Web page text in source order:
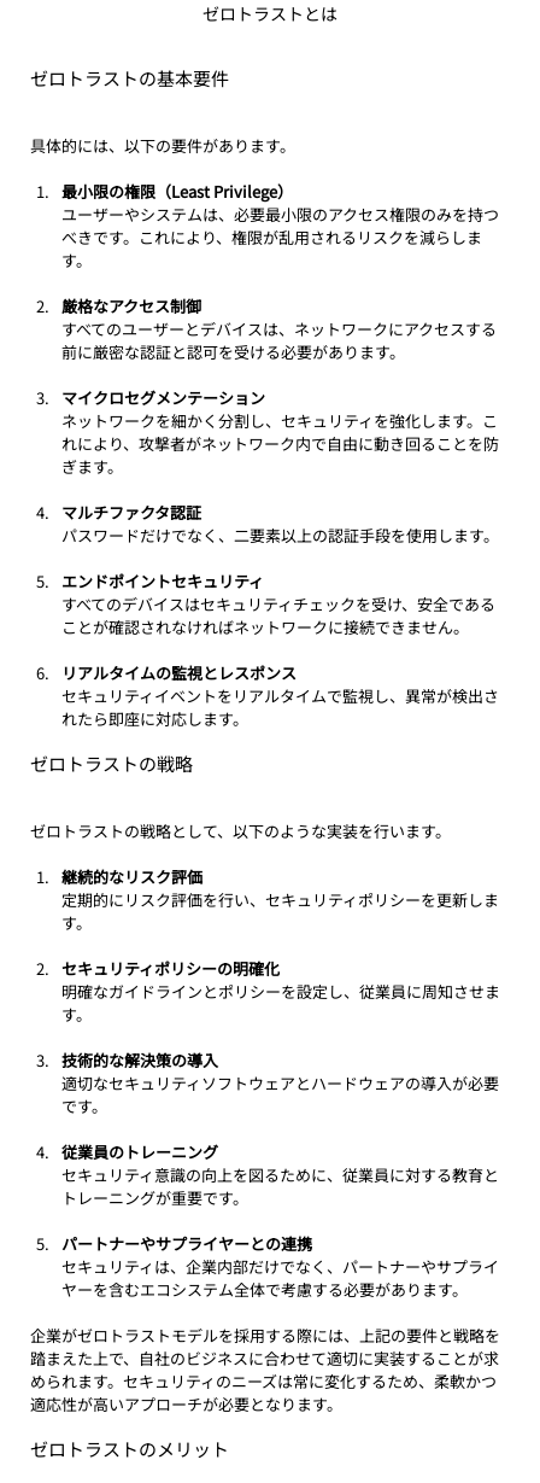
ゼロトラストとは
ゼロトラストの基本要件
具体的には、以下の要件があります。
最小限の権限（Least Privilege）
ユーザーやシステムは、必要最小限のアクセス権限のみを持つ
べきです。これにより、権限が乱用されるリスクを減らしま
す。
厳格なアクセス制御
すべてのユーザーとデバイスは、ネットワークにアクセスする
前に厳密な認証と認可を受ける必要があります。
マイクロセグメンテーション
ネットワークを細かく分割し、セキュリティを強化します。こ
れにより、攻撃者がネットワーク内で自由に動き回ることを防
ぎます。
マルチファクタ認証
パスワードだけでなく、二要素以上の認証手段を使用します。
エンドポイントセキュリティ
すべてのデバイスはセキュリティチェックを受け、安全である
ことが確認されなければネットワークに接続できません。
リアルタイムの監視とレスポンス
セキュリティイベントをリアルタイムで監視し、異常が検出さ
れたら即座に対応します。
ゼロトラストの戦略
ゼロトラストの戦略として、以下のような実装を行います。
継続的なリスク評価
定期的にリスク評価を行い、セキュリティポリシーを更新しま
す。
セキュリティポリシーの明確化
明確なガイドラインとポリシーを設定し、従業員に周知させま
す。
技術的な解決策の導入
適切なセキュリティソフトウェアとハードウェアの導入が必要
です。
従業員のトレーニング
セキュリティ意識の向上を図るために、従業員に対する教育と
トレーニングが重要です。
パートナーやサプライヤーとの連携
セキュリティは、企業内部だけでなく、パートナーやサプライ
ヤーを含むエコシステム全体で考慮する必要があります。
企業がゼロトラストモデルを採用する際には、上記の要件と戦略を
踏まえた上で、自社のビジネスに合わせて適切に実装することが求
められます。セキュリティのニーズは常に変化するため、柔軟かつ
適応性が高いアプローチが必要となります。
ゼロトラストのメリット